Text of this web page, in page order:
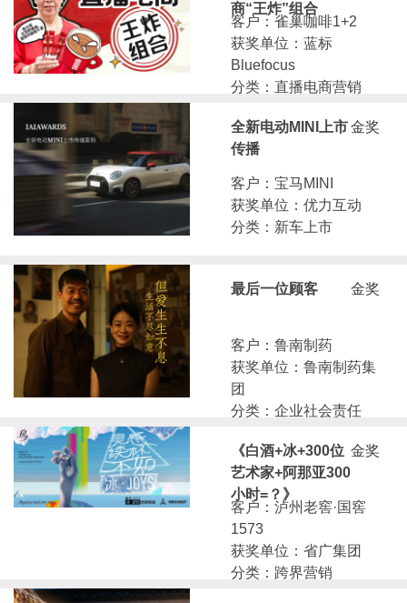
商“王炸”组合
客户：雀巢咖啡1+2
获奖单位：蓝标
Bluefocus
分类：直播电商营销
金奖
全新电动MINI上市
传播
客户：宝马MINI
获奖单位：优力互动
分类：新车上市
金奖
最后一位顾客
客户：鲁南制药
获奖单位：鲁南制药集
团
分类：企业社会责任
金奖
《白酒+冰+300位
艺术家+阿那亚300
小时=？》
客户：泸州老窖·国窖
1573
获奖单位：省广集团
分类：跨界营销